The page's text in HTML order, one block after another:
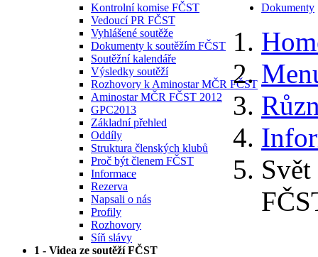
Kontrolní komise FČST
Vedoucí PR FČST
Vyhlášené soutěže
Dokumenty k soutěžím FČST
Soutěžní kalendáře
Výsledky soutěží
Rozhovory k Aminostar MČR FČST
Aminostar MČR FČST 2012
GPC2013
Základní přehled
Oddíly
Struktura členských klubů
Proč být členem FČST
Informace
Rezerva
Napsali o nás
Profily
Rozhovory
Síň slávy
Dokumenty
1 - Videa ze soutěží FČST